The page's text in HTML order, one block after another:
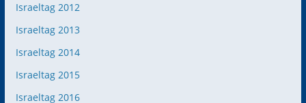
Israeltag 2012
Israeltag 2013
Israeltag 2014
Israeltag 2015
Israeltag 2016